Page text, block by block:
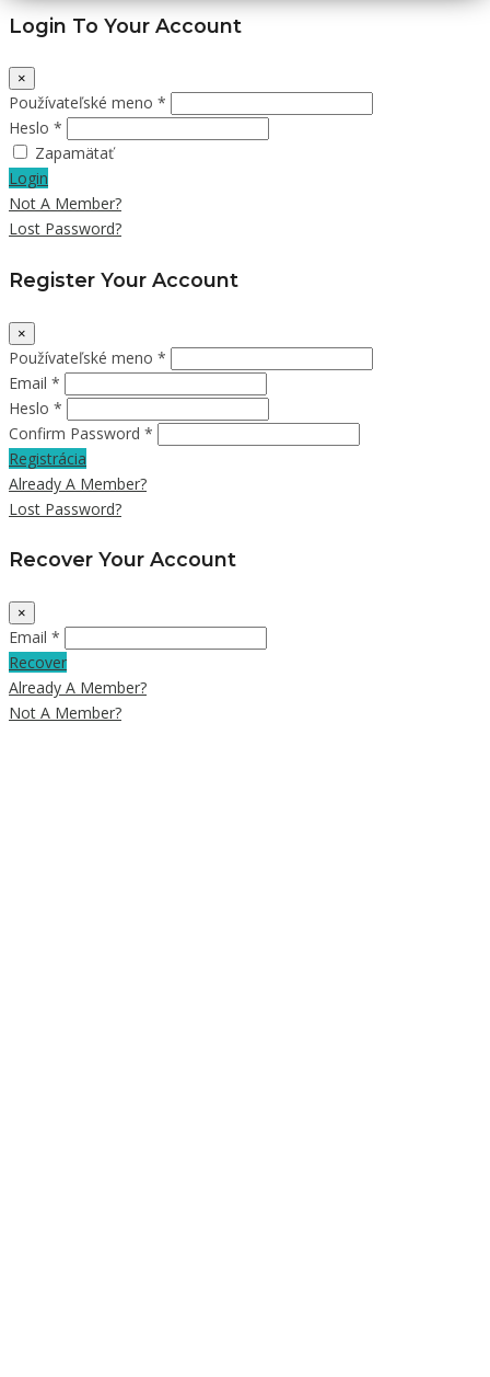
Login To Your Account
×
Používateľské meno *
Heslo *
Zapamätať
Login
Not A Member?
Lost Password?
Register Your Account
×
Používateľské meno *
Email *
Heslo *
Confirm Password *
Registrácia
Already A Member?
Lost Password?
Recover Your Account
×
Email *
Recover
Already A Member?
Not A Member?